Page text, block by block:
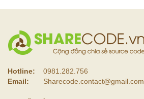
Hotline:
0981.282.756
Email:
Sharecode.contact@gmail.com